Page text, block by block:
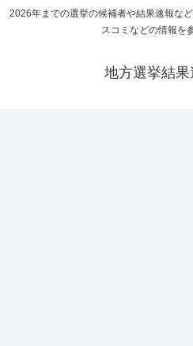
2026年までの選挙の候補者や結果速報な
スコミなどの情報を
地方選挙結